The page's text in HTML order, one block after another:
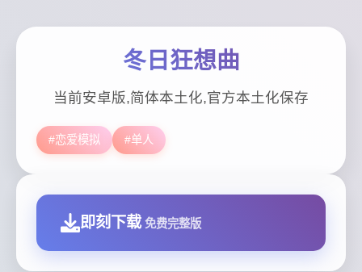
冬日狂想曲
当前安卓版,简体本土化,官方本土化保存
#恋爱模拟 #单人
即刻下载 免费完整版